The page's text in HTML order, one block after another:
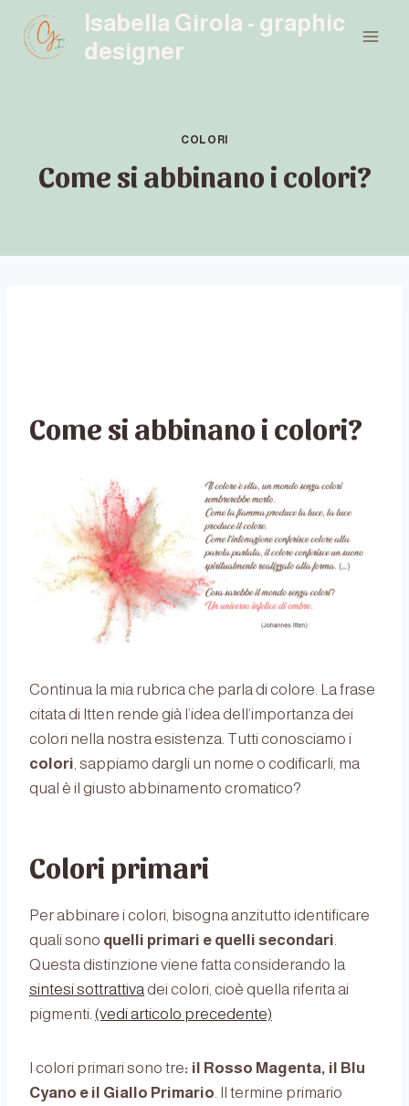
contenuto
Isabella Girola - graphic
designer
COLORI
Come si abbinano i colori?
Come si abbinano i colori?
Continua la mia rubrica che parla di colore. La frase
citata di Itten rende già l’idea dell’importanza dei
colori nella nostra esistenza. Tutti conosciamo i
colori, sappiamo dargli un nome o codificarli, ma
qual è il giusto abbinamento cromatico?
Colori primari
Per abbinare i colori, bisogna anzitutto identificare
quali sono quelli primari e quelli secondari.
Questa distinzione viene fatta considerando la
sintesi sottrattivadei colori, cioè quella riferita ai
pigmenti. (vedi articolo precedente)
I colori primari sono tre: il Rosso Magenta, il Blu
Cyano e il Giallo Primario. Il termine primario